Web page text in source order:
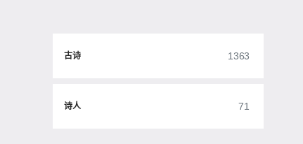
古诗 1363
诗人 71